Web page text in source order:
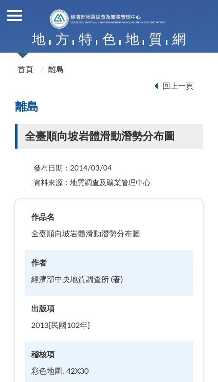
地 方 特 色 地 質 網
首頁 離島
回上一頁
離島
全臺順向坡岩體滑動潛勢分布圖
發布日期：2014/03/04
資料來源：地質調查及礦業管理中心
作品名
全臺順向坡岩體滑動潛勢分布圖
作者
經濟部中央地質調查所 (著)
出版項
2013[民國102年]
稽核項
彩色地圖, 42X30